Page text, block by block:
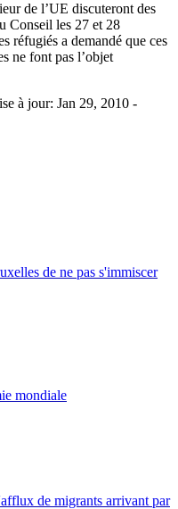
de l’UE discuteront des
Conseil les 27 et 28
réfugiés a demandé que ces
ne font pas l’objet
à jour: Jan 29, 2010 -
de ne pas s'immiscer
mondiale
de migrants arrivant par